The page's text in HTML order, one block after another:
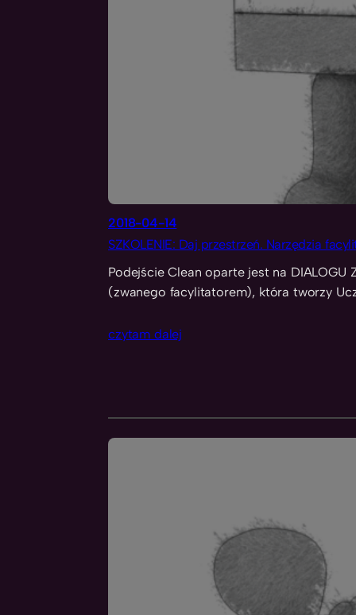
2018-04-14
SZKOLENIE: Daj przestrzeń. Narzędzia
Podejście Clean oparte jest na
(zwanego facylitatorem), która tworzy
czytam dalej